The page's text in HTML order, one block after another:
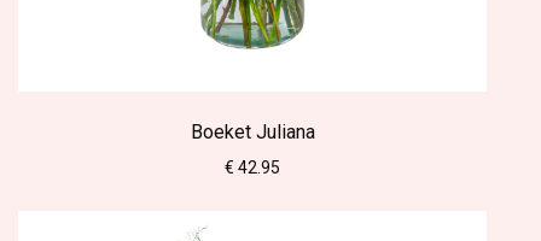
Boeket Juliana
€ 42.95